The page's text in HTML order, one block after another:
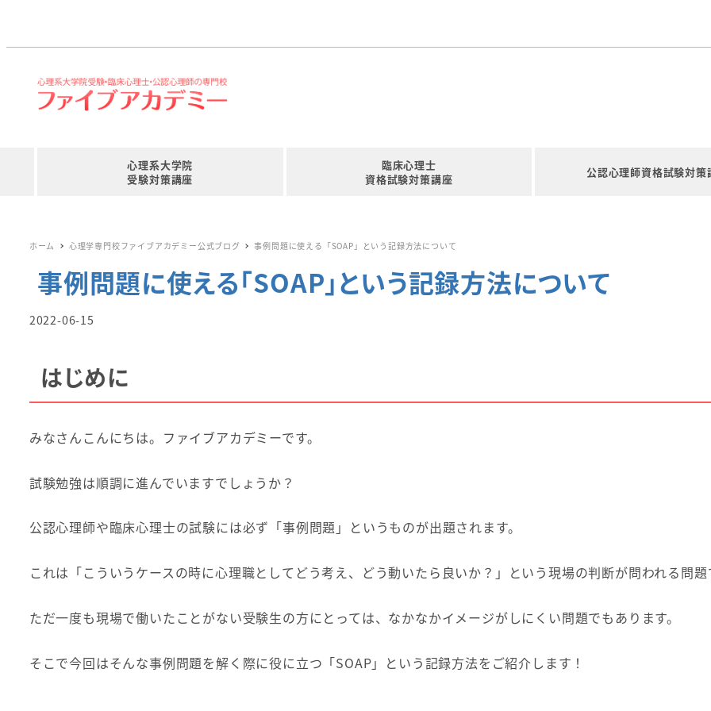
心理系大学院
受験対策講座
臨床心理士
資格試験対策講座
公認心理師資格試験対策
ホーム 心理学専門校ファイブアカデミー公式ブログ 事例問題に使える「SOAP」という記録方法について
事例問題に使える「SOAP」という記録方法について
投稿日
2022-06-15
はじめに
みなさんこんにちは。ファイブアカデミーです。
試験勉強は順調に進んでいますでしょうか？
公認心理師や臨床心理士の試験には必ず「事例問題」というものが出題されます。
これは「こういうケースの時に心理職としてどう考え、どう動いたら良いか？」という現場の判断が問われる問題
ただ一度も現場で働いたことがない受験生の方にとっては、なかなかイメージがしにくい問題でもあります。
そこで今回はそんな事例問題を解く際に役に立つ「SOAP」という記録方法をご紹介します！